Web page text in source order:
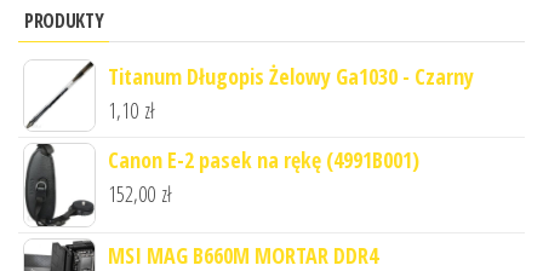
PRODUKTY
Titanum Długopis Żelowy Ga1030 - Czarny
1,10 zł
Canon E-2 pasek na rękę (4991B001)
152,00 zł
MSI MAG B660M MORTAR DDR4